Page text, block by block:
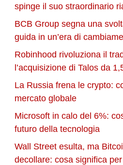
spinge il suo straordinario
BCB Group segna una
guida in un’era di
Robinhood rivoluziona il
l’acquisizione di Talos da
La Russia frena le crypto:
mercato globale
Microsoft in calo del 6%:
futuro della tecnologia
Wall Street esulta, ma
decollare: cosa significa